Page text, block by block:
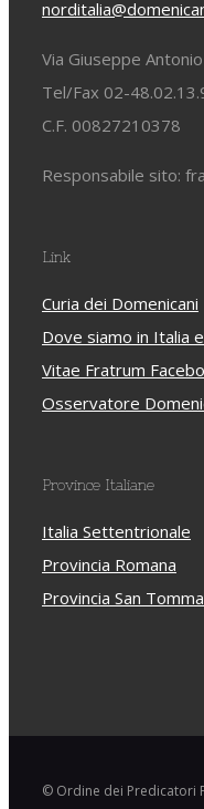
Via Giuseppe
Tel/Fax 02-
C.F. 00827210378
Responsabile sito:
Link
Curia dei Domenicani
Dove siamo in Italia
Vitae Fratrum
Osservatore
Province Italiane
Italia Settentrionale
Provincia Romana
Provincia San
© Ordine dei Predicatori